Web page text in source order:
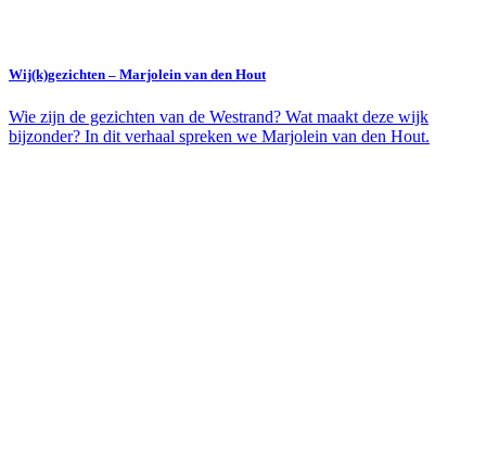
Wij(k)gezichten – Marjolein van den Hout
Wie zijn de gezichten van de Westrand? Wat maakt deze wijk
bijzonder? In dit verhaal spreken we Marjolein van den Hout.